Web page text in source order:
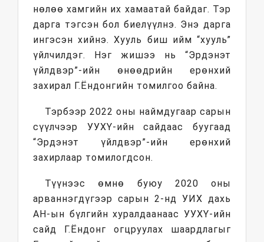
нөлөө хамгийн их хамаатай байдаг. Тэр
дарга тэгсэн бол биелүүлнэ. Энэ дарга
ингэсэн хийнэ. Хууль биш ийм “хууль”
үйлчилдэг. Нэг жишээ нь “Эрдэнэт
үйлдвэр”-ийн өнөөдрийн ерөнхий
захирал Г.Ёндонгийн томилгоо байна.
Тэрбээр 2022 оны наймдугаар сарын
сүүлчээр УУХҮ-ийн сайдаас буугаад
“Эрдэнэт үйлдвэр”-ийн ерөнхий
захирлаар томилогдсон.
Түүнээс өмнө буюу 2020 оны
арваннэгдүгээр сарын 2-нд УИХ дахь
АН-ын бүлгийн хуралдаанаас УУХҮ-ийн
сайд Г.Ёндонг огцруулах шаардлагыг